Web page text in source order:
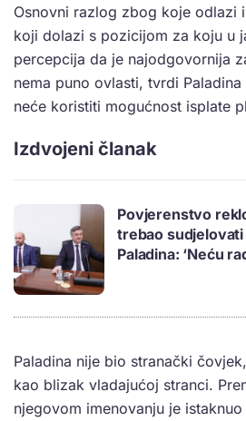
Osnovni razlog zbog koje odlazi
koji dolazi s pozicijom za koju u
percepcija da je najodgovornija
nema puno ovlasti, tvrdi
neće koristiti mogućnost isplate
Izdvojeni članak
Povjerenstvo
trebao
Paladina: ‘Neću
Paladina nije bio stranački
kao blizak vladajućoj stranci.
njegovom imenovanju je